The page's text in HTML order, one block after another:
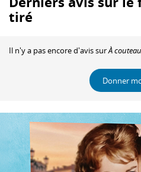
tiré
Il n'y a pas encore d'avis surÀ
Donner